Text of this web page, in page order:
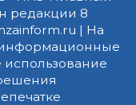
редакции 8
| На
информационные